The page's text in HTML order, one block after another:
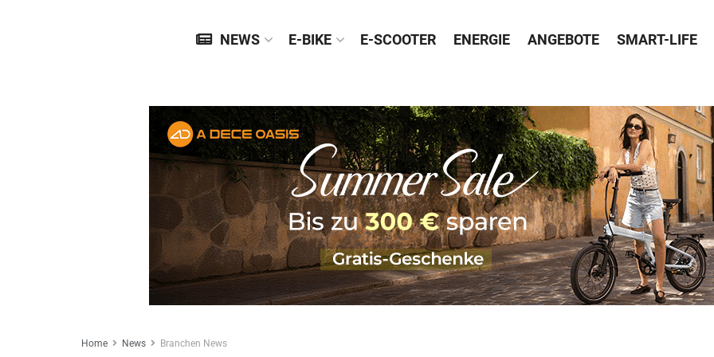
NEWS E-BIKE E-SCOOTER ENERGIE ANGEBOTE SMART-LIFE
Home News Branchen News